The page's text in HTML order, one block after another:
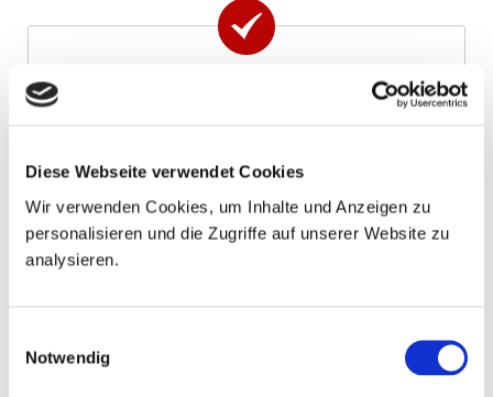
Diese Webseite verwendet Cookies
Wir verwenden Cookies, um Inhalte und Anzeigen zu
personalisieren und die Zugriffe auf unserer Website zu
analysieren.
Notwendig
schnell aufgebaut
kleine Stückzahlen bedruckbar
höhenverstellbar